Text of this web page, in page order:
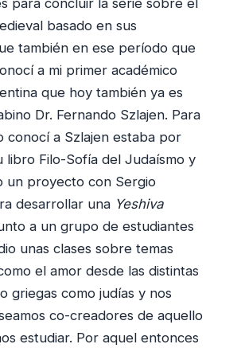
basado en sus
también en ese período que
a mi primer académico
que hoy también ya es
Dr. Fernando Szlajen. Para
conocí a Szlajen estaba por
libro Filo-Sofía del Judaísmo y
un proyecto con Sergio
desarrollar una Yeshiva
a un grupo de estudiantes
unas clases sobre temas
el amor desde las distintas
griegas como judías y nos
co-creadores de aquello
estudiar. Por aquel entonces